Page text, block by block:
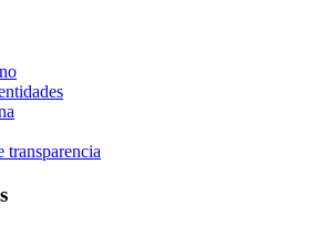
transparencia